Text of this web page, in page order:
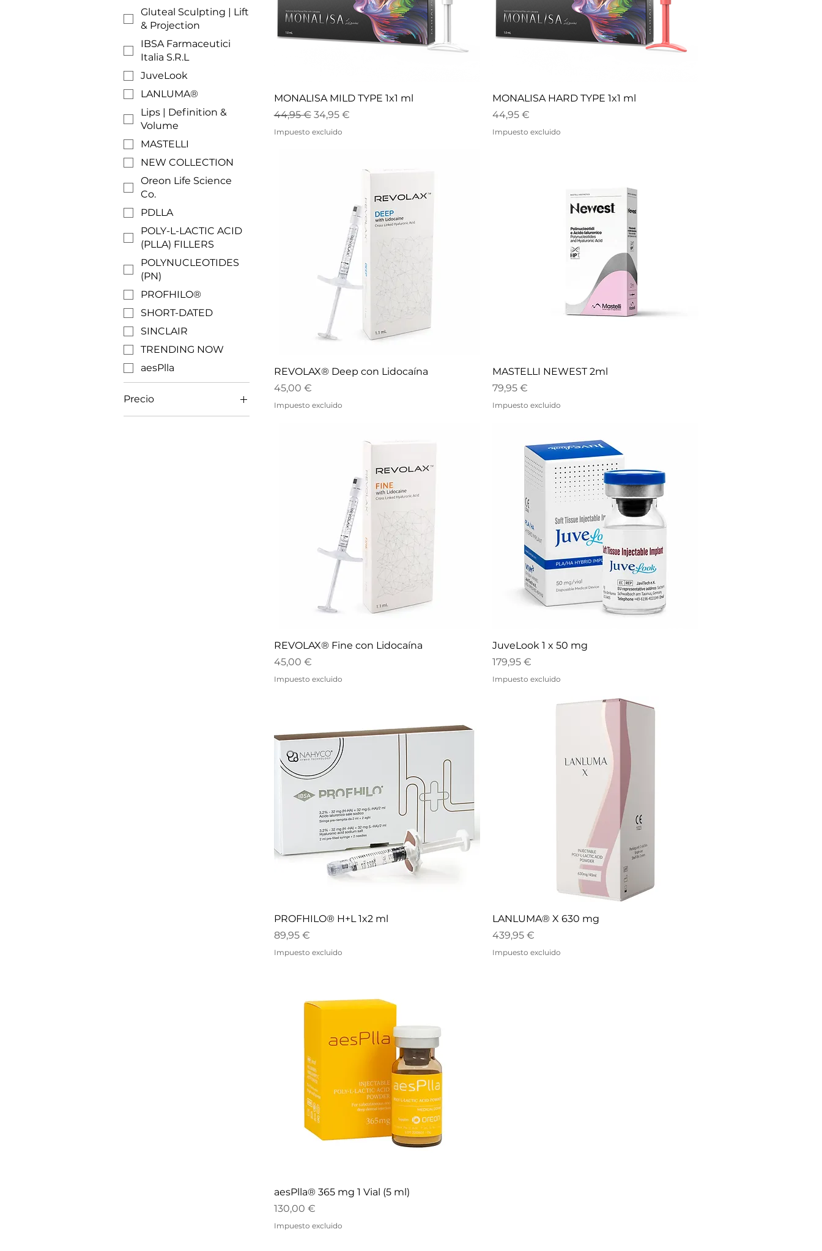
Gluteal Sculpting | Lift
& Projection
IBSA Farmaceutici
Italia S.R.L
JuveLook
LANLUMA®
Lips | Definition &
Volume
MASTELLI
NEW COLLECTION
Oreon Life Science
Co.
PDLLA
POLY-L-LACTIC ACID
(PLLA) FILLERS
POLYNUCLEOTIDES
(PN)
PROFHILO®
SHORT-DATED
SINCLAIR
TRENDING NOW
aesPlla
Precio
MONALISA MILD TYPE 1x1 ml
Precio
44,95 € Precio de oferta
34,95 €
Impuesto excluido
MONALISA HARD TYPE 1x1 ml
Precio
44,95 €
Impuesto excluido
REVOLAX® Deep con Lidocaína
Precio
45,00 €
Impuesto excluido
MASTELLI NEWEST 2ml
Precio
79,95 €
Impuesto excluido
REVOLAX® Fine con Lidocaína
Precio
45,00 €
Impuesto excluido
JuveLook 1 x 50 mg
Precio
179,95 €
Impuesto excluido
PROFHILO® H+L 1x2 ml
Precio
89,95 €
Impuesto excluido
LANLUMA® X 630 mg
Precio
439,95 €
Impuesto excluido
aesPlla® 365 mg 1 Vial (5 ml)
Precio
130,00 €
Impuesto excluido